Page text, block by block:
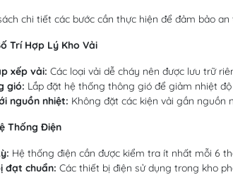
chi tiết các bước cần thực hiện để đảm bảo
Trí Hợp Lý Kho Vải
xếp vải: Các loại vải dễ cháy nên được lưu trữ
gió: Lắp đặt hệ thống thông gió để giảm nhiệt
nguồn nhiệt: Không đặt các kiện vải gần nguồn
Thống Điện
Hệ thống điện cần được kiểm tra ít nhất mỗi 6
đạt chuẩn: Các thiết bị điện sử dụng trong kho